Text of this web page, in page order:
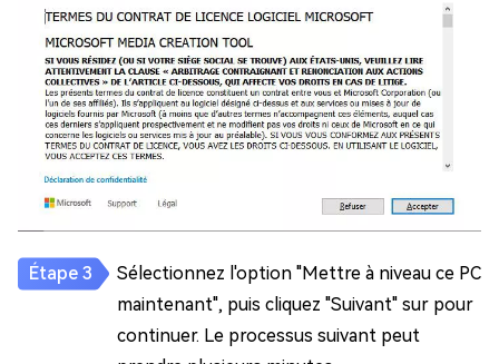
Sélectionnez l'option "Mettre à niveau ce PC
maintenant", puis cliquez "Suivant" sur pour
continuer. Le processus suivant peut